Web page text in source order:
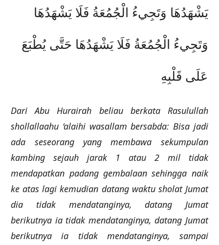
يَشْهَدُهَا وَتَجِيءُ الْجُمُعَةُ فَلَا يَشْهَدُهَا
وَتَجِيءُ الْجُمُعَةُ فَلَا يَشْهَدُهَا حَتَّى يُطْبَعَ
عَلَى قَلْبِهِ
Dari Abu Hurairah beliau berkata Rasulullah
shollallaahu ‘alaihi wasallam bersabda: Bisa jadi
ada seseorang yang membawa sekumpulan
kambing sejauh jarak 1 atau 2 mil tidak
mendapatkan padang gembalaan sehingga naik
ke atas lagi kemudian datang waktu sholat Jumat
dia tidak mendatanginya, datang Jumat
berikutnya ia tidak mendatanginya, datang Jumat
berikutnya ia tidak mendatanginya, sampai